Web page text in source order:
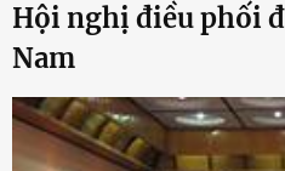
Hội nghị điều phối
Nam